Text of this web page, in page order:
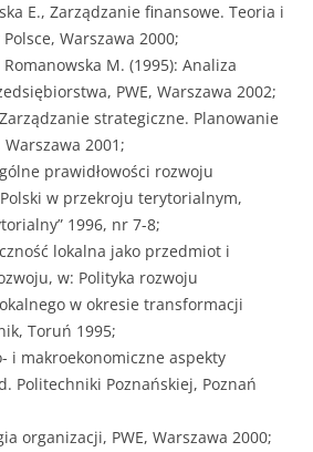
E., Zarządzanie finansowe. Teoria i
Warszawa 2000;
M. (1995): Analiza
PWE, Warszawa 2002;
strategiczne. Planowanie
2001;
prawidłowości rozwoju
w przekroju terytorialnym,
1996, nr 7-8;
lokalna jako przedmiot i
w: Polityka rozwoju
w okresie transformacji
Toruń 1995;
i makroekonomiczne aspekty
Politechniki Poznańskiej, Poznań
organizacji, PWE, Warszawa 2000;